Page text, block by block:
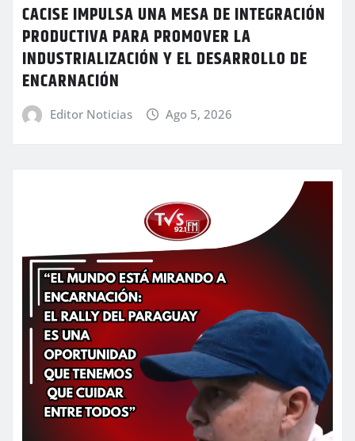
CACISE IMPULSA UNA MESA DE INTEGRACIÓN
PRODUCTIVA PARA PROMOVER LA
INDUSTRIALIZACIÓN Y EL DESARROLLO DE
ENCARNACIÓN
Editor Noticias Ago 5, 2026